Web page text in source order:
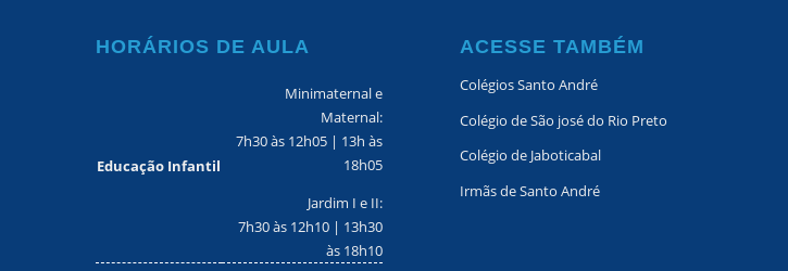
HORÁRIOS DE AULA
Educação Infantil
Minimaternal e
Maternal:
7h30 às 12h05 | 13h às
18h05
Jardim I e II:
7h30 às 12h10 | 13h30
às 18h10
ACESSE TAMBÉM
Colégios Santo André
Colégio de São josé do Rio Preto
Colégio de Jaboticabal
Irmãs de Santo André